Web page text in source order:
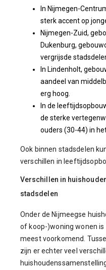
In Nijmegen-
sterk accent op
Nijmegen-Zuid,
Dukenburg,
vergrijsde
In Lindenholt,
aandeel van
erg hoog.
In de
de sterke
ouders (30-44) in
Ook binnen stadsdelen
verschillen in
Verschillen in
stadsdelen
Onder de Nijmeegse
of koop-)woning wonen
meest voorkomend.
zijn er echter veel